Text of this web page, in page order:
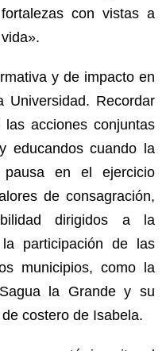
con vistas a
y de impacto en
Universidad. Recordar
acciones conjuntas
educandos cuando la
en el ejercicio
de consagración,
dirigidos a la
participación de las
municipios, como la
la Grande y su
costero de Isabela.